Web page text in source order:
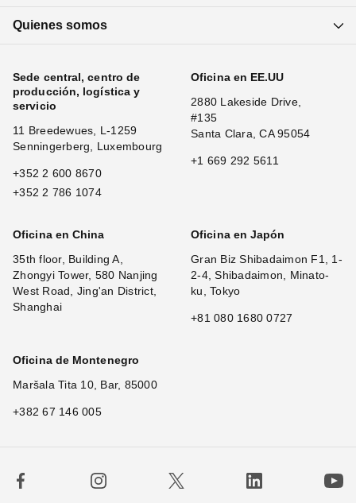
Quienes somos
Sede central, centro de
producción, logística y
servicio
11 Breedewues, L-1259
Senningerberg, Luxembourg
+352 2 600 8670
+352 2 786 1074
Oficina en EE.UU
2880 Lakeside Drive,
#135
Santa Clara, CA 95054
+1 669 292 5611
Oficina en China
35th floor, Building A,
Zhongyi Tower, 580 Nanjing
West Road, Jing'an District,
Shanghai
Oficina en Japón
Gran Biz Shibadaimon F1, 1-
2-4, Shibadaimon, Minato-
ku, Tokyo
+81 080 1680 0727
Oficina de Montenegro
Maršala Tita 10, Bar, 85000
+382 67 146 005